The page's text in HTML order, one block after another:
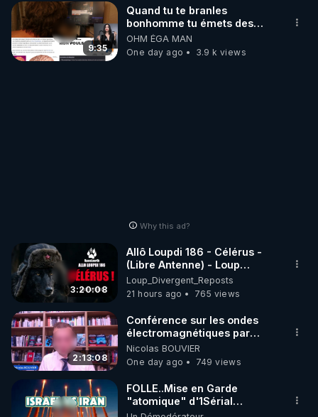
9:35
Quand tu te branles
bonhomme tu émets des
ondes ils ont juste omis de
t'expliquer
OHM ÉGA MAN
One day ago
3.9 k views
Why this ad?
3:20:08
Allô Loupdi 186 - Célérus -
(Libre Antenne) - Loup
Divergent 2026.08.06
Loup_Divergent_Reposts
21 hours ago
765 views
2:13:08
Conférence sur les ondes
électromagnétiques par
Grégoire Caustru et Bart de
Wever !
Nicolas BOUVIER
One day ago
749 views
FOLLE..Mise en Garde
"atomique" d'1Sérial
Lanceur d'ALERTES